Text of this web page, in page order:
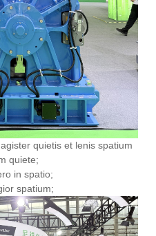
quietis et lenis spatium
quiete;
in spatio;
spatium;